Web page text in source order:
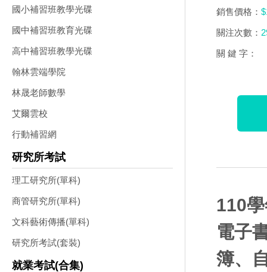
國小補習班教學光碟
國中補習班教育光碟
高中補習班教學光碟
翰林雲端學院
林晟老師數學
艾爾雲校
行動補習網
研究所考試
理工研究所(單科)
商管研究所(單科)
文科藝術傳播(單科)
研究所考試(套裝)
就業考試(合集)
銷售價格：
關注次數：
關 鍵 字：
110
電子
簿、